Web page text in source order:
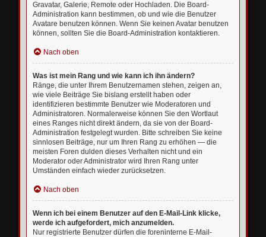
Gravatar, Galerie, Remote oder Hochladen. Die Board-
Administration kann bestimmen, ob und wie die Benutzer
Avatare benutzen können. Wenn Sie keinen Avatar benutzen
können, sollten Sie die Board-Administration kontaktieren.
Nach oben
Was ist mein Rang und wie kann ich ihn ändern?
Ränge, die unter Ihrem Benutzernamen stehen, zeigen an,
wie viele Beiträge Sie bislang erstellt haben oder
identifizieren bestimmte Benutzer wie Moderatoren und
Administratoren. Normalerweise können Sie den Wortlaut
eines Ranges nicht direkt ändern, da sie von der Board-
Administration festgelegt wurden. Bitte schreiben Sie keine
sinnlosen Beiträge, nur um Ihren Rang zu erhöhen — die
meisten Foren dulden dieses Verhalten nicht und ein
Moderator oder Administrator wird Ihren Rang unter
Umständen einfach wieder zurücksetzen.
Nach oben
Wenn ich bei einem Benutzer auf den E-Mail-Link klicke,
werde ich aufgefordert, mich anzumelden.
Nur registrierte Benutzer dürfen die foreninterne E-Mail-